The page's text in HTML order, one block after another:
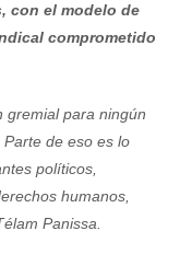
con el modelo de
comprometido
gremial para ningún
de eso es lo
políticos,
humanos,
Panissa.